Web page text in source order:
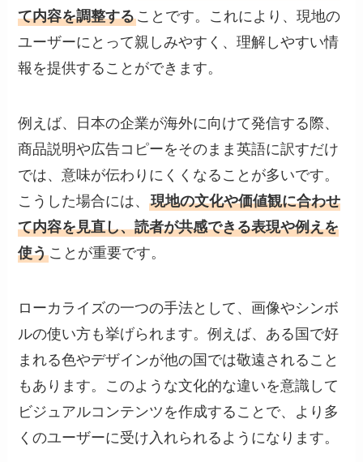
て内容を調整することです。これにより、現地の
ユーザーにとって親しみやすく、理解しやすい情
報を提供することができます。
例えば、日本の企業が海外に向けて発信する際、
商品説明や広告コピーをそのまま英語に訳すだけ
では、意味が伝わりにくくなることが多いです。
こうした場合には、現地の文化や価値観に合わせ
て内容を見直し、読者が共感できる表現や例えを
使うことが重要です。
ローカライズの一つの手法として、画像やシンボ
ルの使い方も挙げられます。例えば、ある国で好
まれる色やデザインが他の国では敬遠されること
もあります。このような文化的な違いを意識して
ビジュアルコンテンツを作成することで、より多
くのユーザーに受け入れられるようになります。